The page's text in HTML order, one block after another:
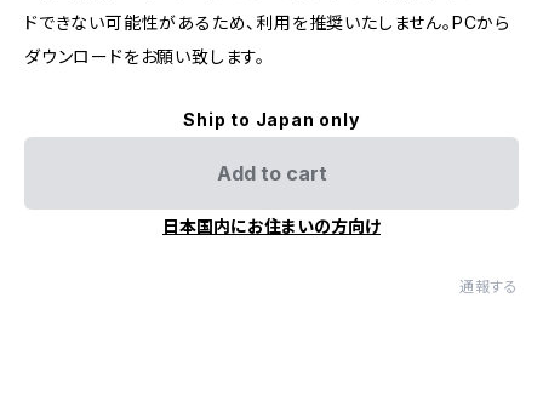
ドできない可能性があるため、利用を推奨いたしません。PCから
ダウンロードをお願い致します。
Ship to Japan only
Add to cart
日本国内にお住まいの方向け
通報する